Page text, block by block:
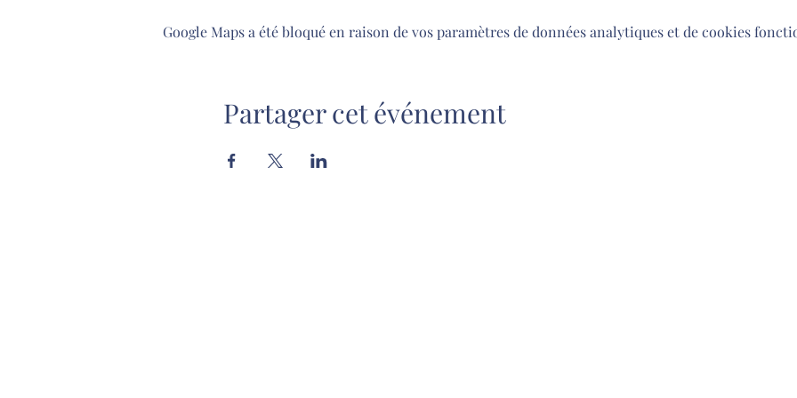
Google Maps a été bloqué en raison de vos paramètres de données analytiques et de cookies
Partager cet événement